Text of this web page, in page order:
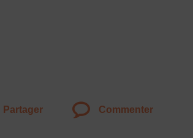
Partager Commenter